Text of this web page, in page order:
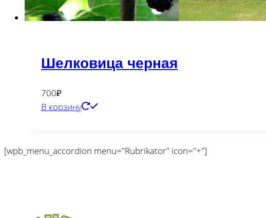
Шелковица черная
700₽
В корзину
[wpb_menu_accordion menu="Rubrikator" icon="+"]